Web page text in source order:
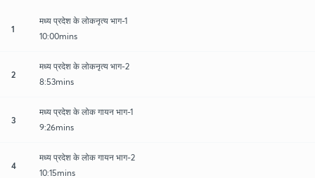
1
मध्य प्रदेश के लोकनृत्य भाग-1
10:00mins
2
मध्य प्रदेश के लोकनृत्य भाग-2
8:53mins
3
मध्य प्रदेश के लोक गायन भाग-1
9:26mins
4
मध्य प्रदेश के लोक गायन भाग-2
10:15mins